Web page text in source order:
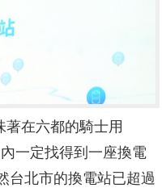
在六都的騎士用
一定找得到一座換電
台北市的換電站已超過